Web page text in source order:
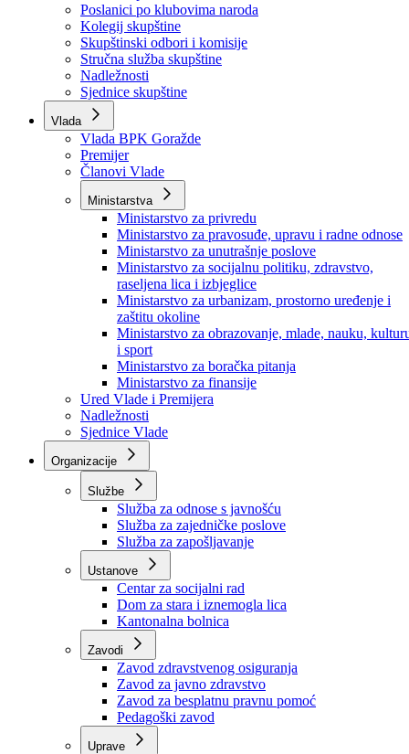
Skupština BPK Goražde
Rukovodstvo
Poslanici po strankama
Poslanici po klubovima naroda
Kolegij skupštine
Skupštinski odbori i komisije
Stručna služba skupštine
Nadležnosti
Sjednice skupštine
Vlada
Vlada BPK Goražde
Premijer
Članovi Vlade
Ministarstva
Ministarstvo za privredu
Ministarstvo za pravosuđe, upravu i radne odnose
Ministarstvo za unutrašnje poslove
Ministarstvo za socijalnu politiku, zdravstvo,
raseljena lica i izbjeglice
Ministarstvo za urbanizam, prostorno uređenje i
zaštitu okoline
Ministarstvo za obrazovanje, mlade, nauku,
i sport
Ministarstvo za boračka pitanja
Ministarstvo za finansije
Ured Vlade i Premijera
Nadležnosti
Sjednice Vlade
Organizacije
Službe
Služba za odnose s javnošću
Služba za zajedničke poslove
Služba za zapošljavanje
Ustanove
Centar za socijalni rad
Dom za stara i iznemogla lica
Kantonalna bolnica
Zavodi
Zavod zdravstvenog osiguranja
Zavod za javno zdravstvo
Zavod za besplatnu pravnu pomoć